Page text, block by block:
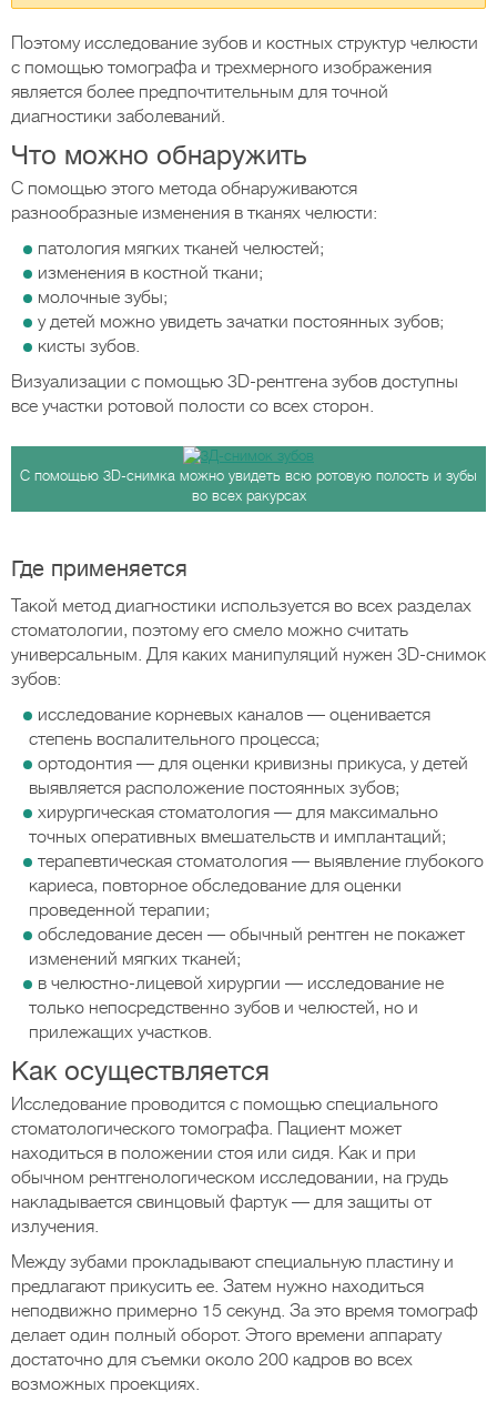
Поэтому исследование зубов и костных структур челюсти
с помощью томографа и трехмерного изображения
является более предпочтительным для точной
диагностики заболеваний.
Что можно обнаружить
С помощью этого метода обнаруживаются
разнообразные изменения в тканях челюсти:
патология мягких тканей челюстей;
изменения в костной ткани;
молочные зубы;
у детей можно увидеть зачатки постоянных зубов;
кисты зубов.
Визуализации с помощью 3D-рентгена зубов доступны
все участки ротовой полости со всех сторон.
С помощью 3D-снимка можно увидеть всю ротовую полость и зубы
во всех ракурсах
Где применяется
Такой метод диагностики используется во всех разделах
стоматологии, поэтому его смело можно считать
универсальным. Для каких манипуляций нужен 3D-снимок
зубов:
исследование корневых каналов — оценивается
степень воспалительного процесса;
ортодонтия — для оценки кривизны прикуса, у детей
выявляется расположение постоянных зубов;
хирургическая стоматология — для максимально
точных оперативных вмешательств и имплантаций;
терапевтическая стоматология — выявление глубокого
кариеса, повторное обследование для оценки
проведенной терапии;
обследование десен — обычный рентген не покажет
изменений мягких тканей;
в челюстно-лицевой хирургии — исследование не
только непосредственно зубов и челюстей, но и
прилежащих участков.
Как осуществляется
Исследование проводится с помощью специального
стоматологического томографа. Пациент может
находиться в положении стоя или сидя. Как и при
обычном рентгенологическом исследовании, на грудь
накладывается свинцовый фартук — для защиты от
излучения.
Между зубами прокладывают специальную пластину и
предлагают прикусить ее. Затем нужно находиться
неподвижно примерно 15 секунд. За это время томограф
делает один полный оборот. Этого времени аппарату
достаточно для съемки около 200 кадров во всех
возможных проекциях.